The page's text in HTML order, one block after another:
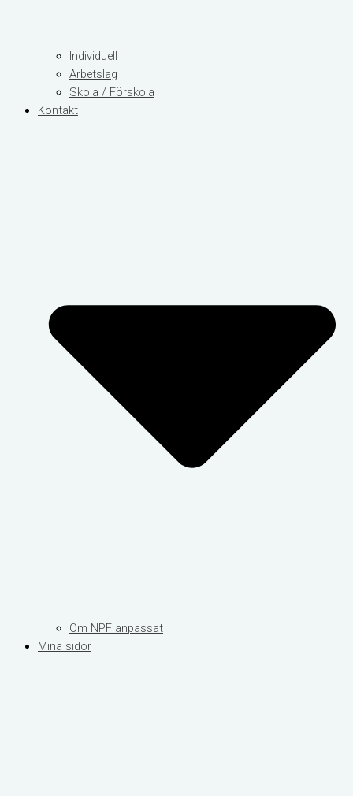
Individuell
Arbetslag
Skola / Förskola
Kontakt
Om NPF anpassat
Mina sidor